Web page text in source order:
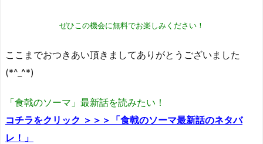
ぜひこの機会に無料でお楽しみください！
ここまでおつきあい頂きましてありがとうございました
(*^_^*)
「食戟のソーマ」最新話を読みたい！
コチラをクリック ＞＞＞「食戟のソーマ最新話のネタバ
レ！」